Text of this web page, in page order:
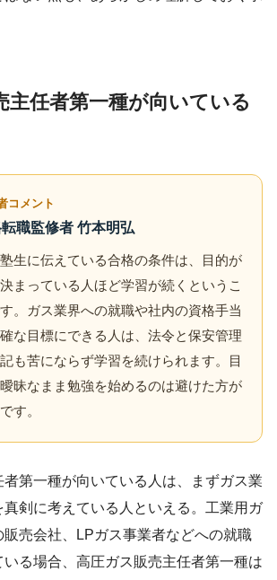
主任者第一種が向いている
コメント
職監修者 竹本明弘
生に伝えている合格の条件は、目的が
まっている人ほど学習が続くというこ
。ガス業界への就職や社内の資格手当
な目標にできる人は、法令と保安管理
も苦にならず学習を続けられます。目
昧なまま勉強を始めるのは避けた方が
す。
第一種が向いている人は、まずガス業
剣に考えている人といえる。工業用ガ
販売会社、LPガス事業者などへの就職
る場合、高圧ガス販売主任者第一種は